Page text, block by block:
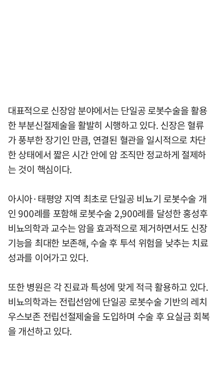
대표적으로 신장암 분야에서는 단일공 로봇수술을 활용
한 부분신절제술을 활발히 시행하고 있다. 신장은 혈류
가 풍부한 장기인 만큼, 연결된 혈관을 일시적으로 차단
한 상태에서 짧은 시간 안에 암 조직만 정교하게 절제하
는 것이 핵심이다.
아시아·태평양 지역 최초로 단일공 비뇨기 로봇수술 개
인 900례를 포함해 로봇수술 2,900례를 달성한 홍성후
비뇨의학과 교수는 암을 효과적으로 제거하면서도 신장
기능을 최대한 보존해, 수술 후 투석 위험을 낮추는 치료
성과를 이어가고 있다.
또한 병원은 각 진료과 특성에 맞게 적극 활용하고 있다.
비뇨의학과는 전립선암에 단일공 로봇수술 기반의 레치
우스보존 전립선절제술을 도입하며 수술 후 요실금 회복
을 개선하고 있다.